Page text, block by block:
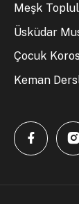
Meşk
Üsküdar
Çocuk
Keman